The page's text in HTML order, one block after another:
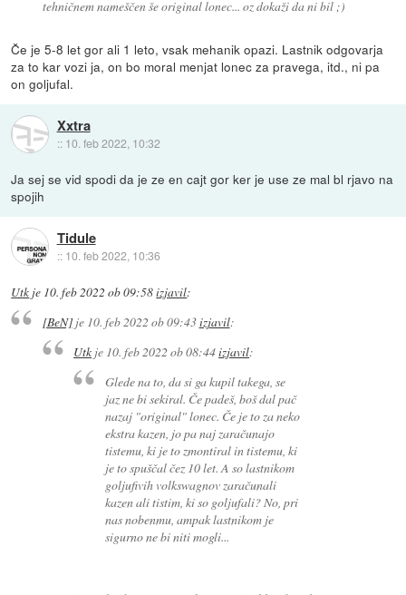
tehničnem nameščen še original lonec... oz dokaži da ni bil ;)
Če je 5-8 let gor ali 1 leto, vsak mehanik opazi. Lastnik odgovarja
za to kar vozi ja, on bo moral menjat lonec za pravega, itd., ni pa
on goljufal.
Xxtra
:: 10. feb 2022, 10:32
Ja sej se vid spodi da je ze en cajt gor ker je use ze mal bl rjavo na
spojih
Tidule
:: 10. feb 2022, 10:36
Utk je 10. feb 2022 ob 09:58izjavil:
[BeN]je 10. feb 2022 ob 09:43izjavil:
Utk je 10. feb 2022 ob 08:44izjavil:
Glede na to, da si ga kupil takega, se
jaz ne bi sekiral. Če padeš, boš dal pač
nazaj "original" lonec. Če je to za neko
ekstra kazen, jo pa naj zaračunajo
tistemu, ki je to zmontiral in tistemu, ki
je to spuščal čez 10 let. A so lastnikom
goljufivih volkswagnov zaračunali
kazen ali tistim, ki so goljufali? No, pri
nas nobenmu, ampak lastnikom je
sigurno ne bi niti mogli...